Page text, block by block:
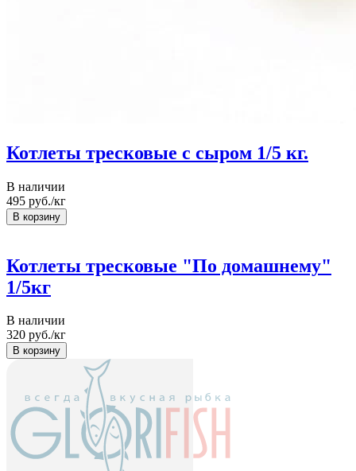
Котлеты тресковые с сыром 1/5 кг.
В наличии
495 руб./кг
Котлеты тресковые "По домашнему"
1/5кг
В наличии
320 руб./кг